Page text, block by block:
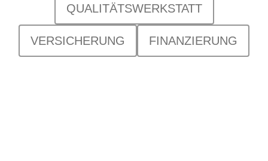
QUALITÄTSWERKSTATT
VERSICHERUNG FINANZIERUNG